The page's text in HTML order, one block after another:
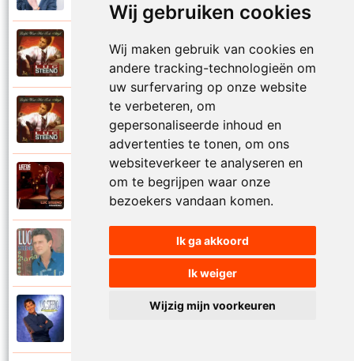
Wij gebruiken cookies
Wij maken gebruik van cookies en
andere tracking-technologieën om
uw surfervaring op onze website
te verbeteren, om
gepersonaliseerde inhoud en
advertenties te tonen, om ons
websiteverkeer te analyseren en
om te begrijpen waar onze
bezoekers vandaan komen.
Ik ga akkoord
Ik weiger
Wijzig mijn voorkeuren
Luc Steeno
Liefde op het eerste zicht
Luc Steeno
Liefde wint het toch altijd
Luc Steeno
Maandag